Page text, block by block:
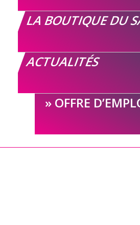
LA BOUTIQUE DU
ACTUALITÉS
OFFRE